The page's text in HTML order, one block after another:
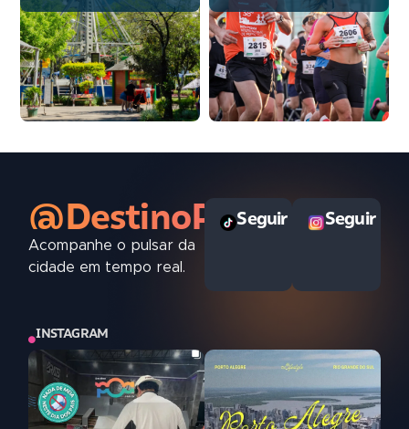
@DestinoPOAoficial
Acompanhe o pulsar da
cidade em tempo real.
Seguir Seguir
INSTAGRAM